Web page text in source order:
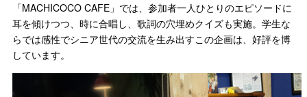
「MACHICOCO CAFE」では、参加者一人ひとりのエピソードに
耳を傾けつつ、時に合唱し、歌詞の穴埋めクイズも実施。学生な
らでは感性でシニア世代の交流を生み出すこの企画は、好評を博
しています。